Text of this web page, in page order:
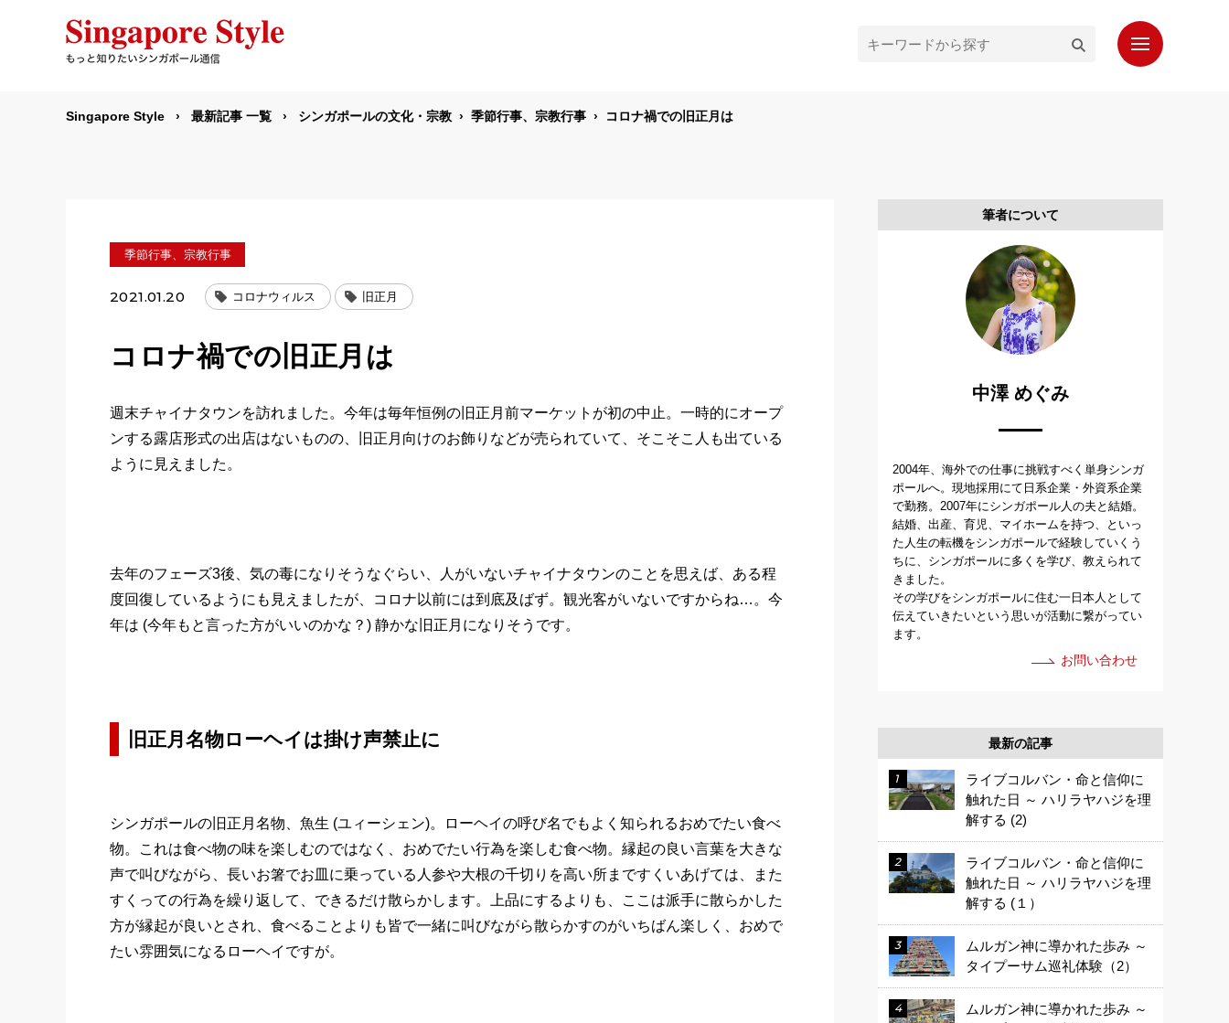
もっと知りたいシンガポール通信
お問い合わせ
Singapore Style 最新記事 一覧 シンガポールの文化・宗教 季節行事、宗教行事 コロナ禍での旧正月は
季節行事、宗教行事
2021.01.20 コロナウィルス 旧正月
コロナ禍での旧正月は
週末チャイナタウンを訪れました。今年は毎年恒例の旧正月前マーケットが初の中止。一時的にオープ
ンする露店形式の出店はないものの、旧正月向けのお飾りなどが売られていて、そこそこ人も出ている
ように見えました。
去年のフェーズ3後、気の毒になりそうなぐらい、人がいないチャイナタウンのことを思えば、ある程
度回復しているようにも見えましたが、コロナ以前には到底及ばず。観光客がいないですからね…。今
年は (今年もと言った方がいいのかな？) 静かな旧正月になりそうです。
旧正月名物ローヘイは掛け声禁止に
シンガポールの旧正月名物、魚生 (ユィーシェン)。ローヘイの呼び名でもよく知られるおめでたい食べ
物。これは食べ物の味を楽しむのではなく、おめでたい行為を楽しむ食べ物。縁起の良い言葉を大きな
声で叫びながら、長いお箸でお皿に乗っている人参や大根の千切りを高い所まですくいあげては、また
すくっての行為を繰り返して、できるだけ散らかします。上品にするよりも、ここは派手に散らかした
方が縁起が良いとされ、食べることよりも皆で一緒に叫びながら散らかすのがいちばん楽しく、おめで
たい雰囲気になるローヘイですが。
筆者について
中澤 めぐみ
2004年、海外での仕事に挑戦すべく単身シンガ
ポールへ。現地採用にて日系企業・外資系企業
で勤務。2007年にシンガポール人の夫と結婚。
結婚、出産、育児、マイホームを持つ、といっ
た人生の転機をシンガポールで経験していくう
ちに、シンガポールに多くを学び、教えられて
きました。
その学びをシンガポールに住む一日本人として
伝えていきたいという思いが活動に繋がってい
ます。
お問い合わせ
最新の記事
ライブコルバン・命と信仰に
触れた日 ～ ハリラヤハジを理
解する (2)
ライブコルバン・命と信仰に
触れた日 ～ ハリラヤハジを理
解する (１）
ムルガン神に導かれた歩み ～
タイプーサム巡礼体験（2）
ムルガン神に導かれた歩み ～